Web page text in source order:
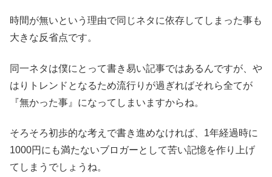
時間が無いという理由で同じネタに依存してしまった事も
大きな反省点です。
同一ネタは僕にとって書き易い記事ではあるんですが、や
はりトレンドとなるため流行りが過ぎればそれら全てが
『無かった事』になってしまいますからね。
そろそろ初歩的な考えで書き進めなければ、1年経過時に
1000円にも満たないブロガーとして苦い記憶を作り上げ
てしまうでしょうね。